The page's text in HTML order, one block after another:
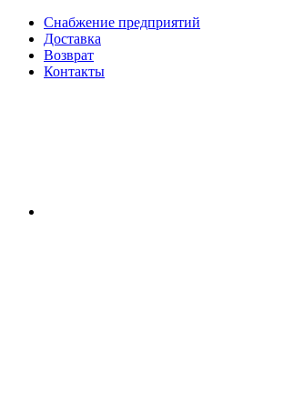
Снабжение предприятий
Доставка
Возврат
Контакты